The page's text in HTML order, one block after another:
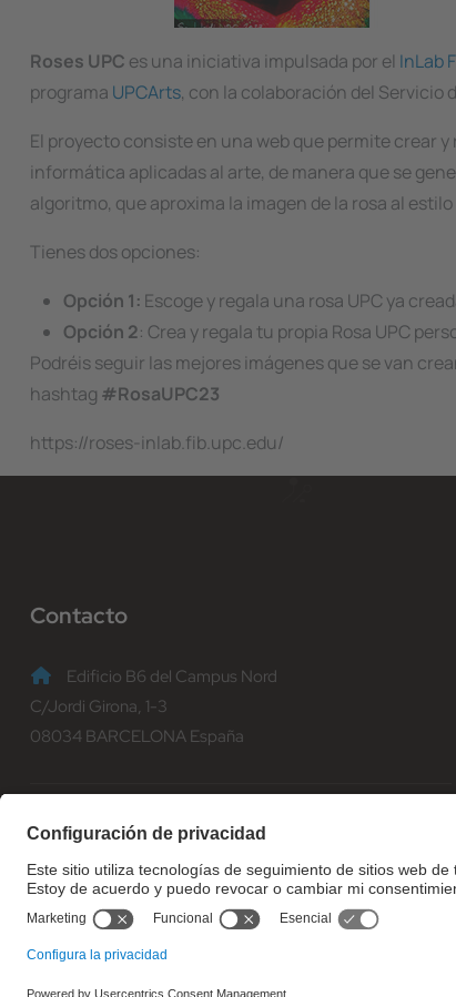
Roses UPC es una iniciativa impulsada por el InLab
programa UPCArts, con la colaboración del Servicio
El proyecto consiste en una web que permite crear
informática aplicadas al arte, de manera que se
algoritmo, que aproxima la imagen de la rosa al
Tienes dos opciones:
Opción 1: Escoge y regala una rosa UPC ya
Opción 2: Crea y regala tu propia Rosa UPC
Podréis seguir las mejores imágenes que se van
hashtag #RosaUPC23
https://roses-inlab.fib.upc.edu/
Contacto
Edificio B6 del Campus Nord
C/Jordi Girona, 1-3
08034 BARCELONA España
informacio@fib.upc.edu
© Facultat d'Informàtica de Barcelona - Universitat